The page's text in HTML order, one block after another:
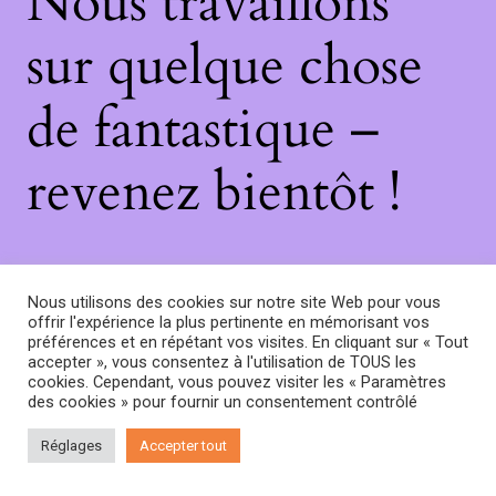
sur quelque chose
de fantastique –
revenez bientôt !
Nous utilisons des cookies sur notre site Web pour vous
offrir l'expérience la plus pertinente en mémorisant vos
préférences et en répétant vos visites. En cliquant sur « Tout
accepter », vous consentez à l'utilisation de TOUS les
cookies. Cependant, vous pouvez visiter les « Paramètres
des cookies » pour fournir un consentement contrôlé
Réglages Accepter tout